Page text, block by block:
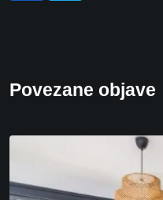
Povezane objave